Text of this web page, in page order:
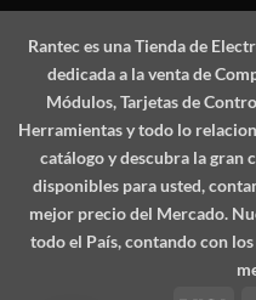
Ranteces una Tienda de
dedicada a la venta de
Módulos, Tarjetas de
Herramientas y todo lo
catálogo y descubra la gran
disponibles para usted,
mejor precio del Mercado.
todo el País, contando con